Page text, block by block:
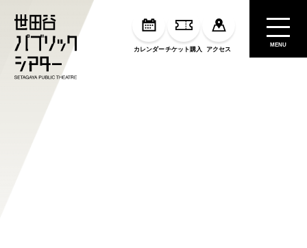
カレンダーチケット購入 アクセス
MENU